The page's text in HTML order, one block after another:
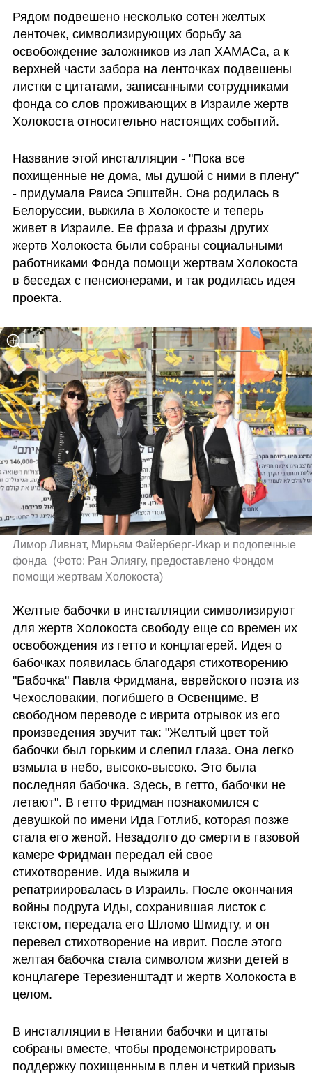
Рядом подвешено несколько сотен желтых
ленточек, символизирующих борьбу за
освобождение заложников из лап ХАМАСа, а к
верхней части забора на ленточках подвешены
листки с цитатами, записанными сотрудниками
фонда со слов проживающих в Израиле жертв
Холокоста относительно настоящих событий.
Название этой инсталляции - "Пока все
похищенные не дома, мы душой с ними в плену"
- придумала Раиса Эпштейн. Она родилась в
Белоруссии, выжила в Холокосте и теперь
живет в Израиле. Ее фраза и фразы других
жертв Холокоста были собраны социальными
работниками Фонда помощи жертвам Холокоста
в беседах с пенсионерами, и так родилась идея
проекта.
Лимор Ливнат, Мирьям Файерберг-Икар и подопечные
фонда
(Фото: Ран Элиягу, предоставлено Фондом
помощи жертвам Холокоста)
Желтые бабочки в инсталляции символизируют
для жертв Холокоста свободу еще со времен их
освобождения из гетто и концлагерей. Идея о
бабочках появилась благодаря стихотворению
"Бабочка" Павла Фридмана, еврейского поэта из
Чехословакии, погибшего в Освенциме. В
свободном переводе с иврита отрывок из его
произведения звучит так: "Желтый цвет той
бабочки был горьким и слепил глаза. Она легко
взмыла в небо, высоко-высоко. Это была
последняя бабочка. Здесь, в гетто, бабочки не
летают". В гетто Фридман познакомился с
девушкой по имени Ида Готлиб, которая позже
стала его женой. Незадолго до смерти в газовой
камере Фридман передал ей свое
стихотворение. Ида выжила и
репатриировалась в Израиль. После окончания
войны подруга Иды, сохранившая листок с
текстом, передала его Шломо Шмидту, и он
перевел стихотворение на иврит. После этого
желтая бабочка стала символом жизни детей в
концлагере Терезиенштадт и жертв Холокоста в
целом.
В инсталляции в Нетании бабочки и цитаты
собраны вместе, чтобы продемонстрировать
поддержку похищенным в плен и четкий призыв